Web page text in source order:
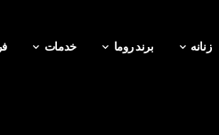
زنانه برند روما خدمات